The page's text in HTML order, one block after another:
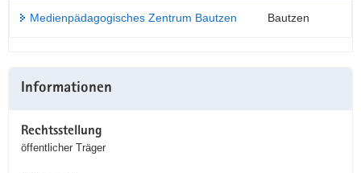
Medienpädagogisches Zentrum Bautzen Bautzen
Information
Informationen
Rechtsstellung
öffentlicher Träger